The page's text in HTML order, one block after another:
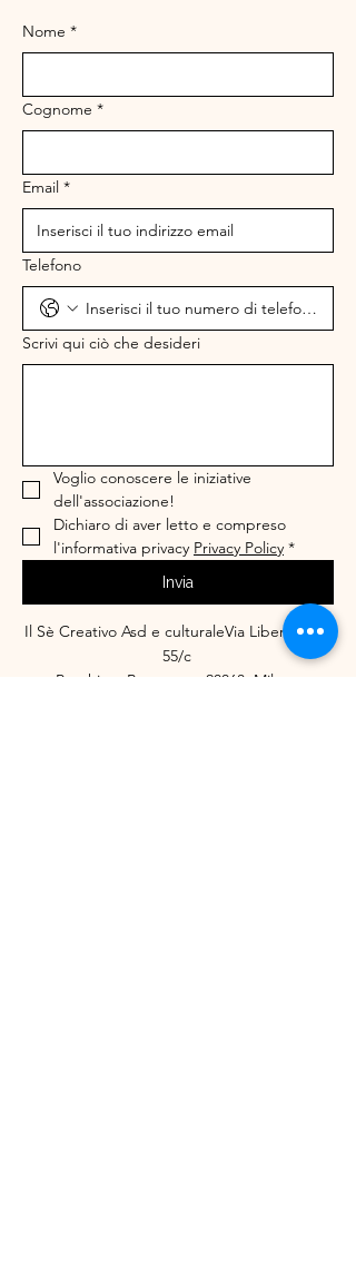
Nome *
Cognome *
Email *
Telefono
Scrivi qui ciò che desideri
Voglio conoscere le iniziative
dell'associazione!
Dichiaro di aver letto e compreso
l'informativa privacy Privacy Policy *
Invia
Il Sè Creativo Asd e culturaleVia Liberazione
55/c
Peschiera Borromeo, 20068, Milano